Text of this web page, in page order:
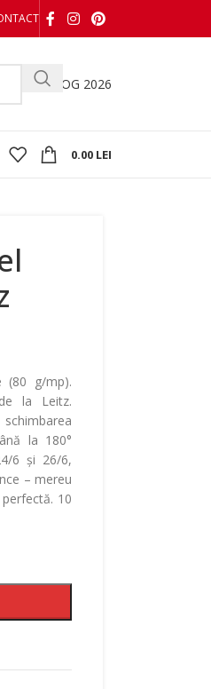
CATALOG 2026
0.00 LEI
(80 g/mp).
la Leitz.
la 180°
6 și 26/6,
– mereu
10